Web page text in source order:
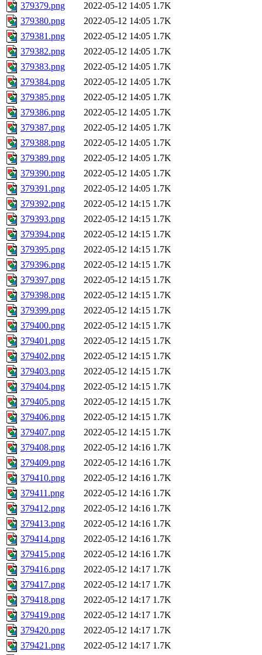
379379.png
2022-05-12 14:05 1.7K
379380.png
2022-05-12 14:05 1.7K
379381.png
2022-05-12 14:05 1.7K
379382.png
2022-05-12 14:05 1.7K
379383.png
2022-05-12 14:05 1.7K
379384.png
2022-05-12 14:05 1.7K
379385.png
2022-05-12 14:05 1.7K
379386.png
2022-05-12 14:05 1.7K
379387.png
2022-05-12 14:05 1.7K
379388.png
2022-05-12 14:05 1.7K
379389.png
2022-05-12 14:05 1.7K
379390.png
2022-05-12 14:05 1.7K
379391.png
2022-05-12 14:05 1.7K
379392.png
2022-05-12 14:15 1.7K
379393.png
2022-05-12 14:15 1.7K
379394.png
2022-05-12 14:15 1.7K
379395.png
2022-05-12 14:15 1.7K
379396.png
2022-05-12 14:15 1.7K
379397.png
2022-05-12 14:15 1.7K
379398.png
2022-05-12 14:15 1.7K
379399.png
2022-05-12 14:15 1.7K
379400.png
2022-05-12 14:15 1.7K
379401.png
2022-05-12 14:15 1.7K
379402.png
2022-05-12 14:15 1.7K
379403.png
2022-05-12 14:15 1.7K
379404.png
2022-05-12 14:15 1.7K
379405.png
2022-05-12 14:15 1.7K
379406.png
2022-05-12 14:15 1.7K
379407.png
2022-05-12 14:15 1.7K
379408.png
2022-05-12 14:16 1.7K
379409.png
2022-05-12 14:16 1.7K
379410.png
2022-05-12 14:16 1.7K
379411.png
2022-05-12 14:16 1.7K
379412.png
2022-05-12 14:16 1.7K
379413.png
2022-05-12 14:16 1.7K
379414.png
2022-05-12 14:16 1.7K
379415.png
2022-05-12 14:16 1.7K
379416.png
2022-05-12 14:17 1.7K
379417.png
2022-05-12 14:17 1.7K
379418.png
2022-05-12 14:17 1.7K
379419.png
2022-05-12 14:17 1.7K
379420.png
2022-05-12 14:17 1.7K
379421.png
2022-05-12 14:17 1.7K